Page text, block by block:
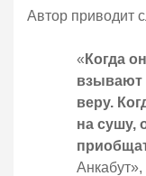
Автор приводит
« Когда
взывают
веру.
на сушу,
Анкабут»,